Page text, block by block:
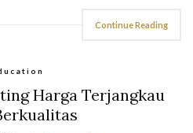
Continue Reading
Harga Terjangkau